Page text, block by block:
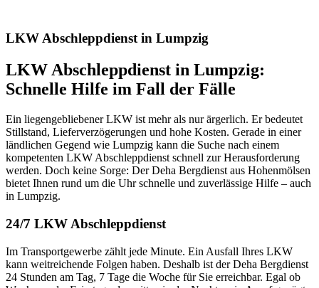
LKW Abschleppdienst in Lumpzig
LKW Abschleppdienst in Lumpzig:
Schnelle Hilfe im Fall der Fälle
Ein liegengebliebener LKW ist mehr als nur ärgerlich. Er bedeutet
Stillstand, Lieferverzögerungen und hohe Kosten. Gerade in einer
ländlichen Gegend wie Lumpzig kann die Suche nach einem
kompetenten LKW Abschleppdienst schnell zur Herausforderung
werden. Doch keine Sorge: Der Deha Bergdienst aus Hohenmölsen
bietet Ihnen rund um die Uhr schnelle und zuverlässige Hilfe – auch
in Lumpzig.
24/7 LKW Abschleppdienst
Im Transportgewerbe zählt jede Minute. Ein Ausfall Ihres LKW
kann weitreichende Folgen haben. Deshalb ist der Deha Bergdienst
24 Stunden am Tag, 7 Tage die Woche für Sie erreichbar. Egal ob